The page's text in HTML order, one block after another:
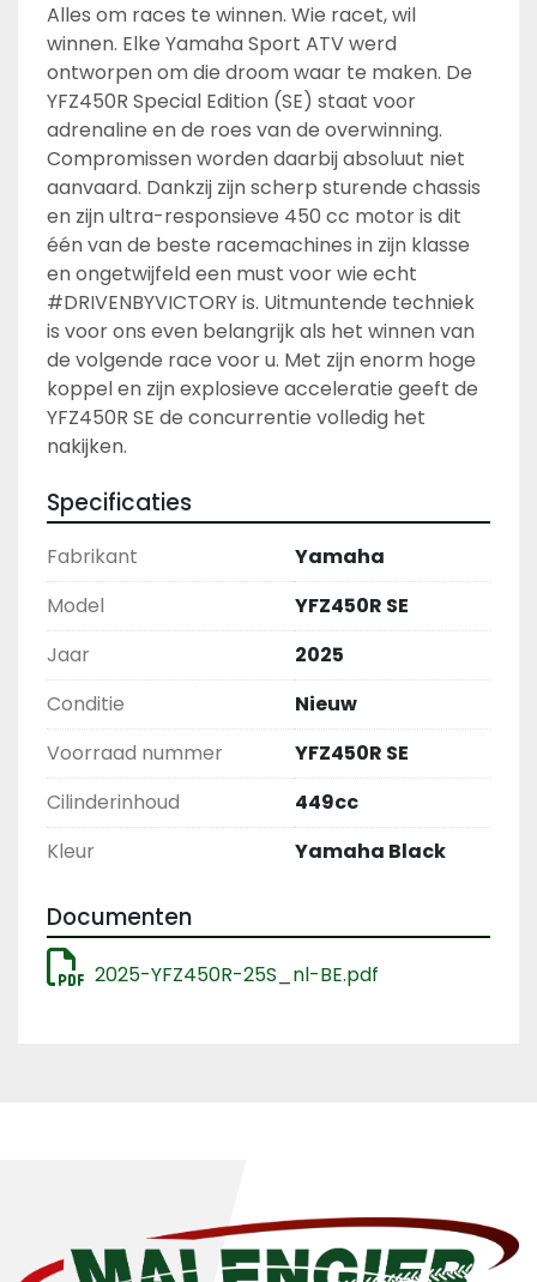
Alles om races te winnen. Wie racet, wil
winnen. Elke Yamaha Sport ATV werd
ontworpen om die droom waar te maken. De
YFZ450R Special Edition (SE) staat voor
adrenaline en de roes van de overwinning.
Compromissen worden daarbij absoluut niet
aanvaard. Dankzij zijn scherp sturende chassis
en zijn ultra-responsieve 450 cc motor is dit
één van de beste racemachines in zijn klasse
en ongetwijfeld een must voor wie echt
#DRIVENBYVICTORY is. Uitmuntende techniek
is voor ons even belangrijk als het winnen van
de volgende race voor u. Met zijn enorm hoge
koppel en zijn explosieve acceleratie geeft de
YFZ450R SE de concurrentie volledig het
nakijken.
Specificaties
Fabrikant
Yamaha
Model
YFZ450R SE
Jaar
2025
Conditie
Nieuw
Voorraad nummer
YFZ450R SE
Cilinderinhoud
449cc
Kleur
Yamaha Black
Documenten
2025-YFZ450R-25S_nl-BE.pdf